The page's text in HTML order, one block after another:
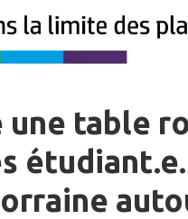
une table